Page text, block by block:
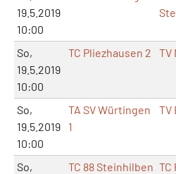
19.5.2019
10:00
So,
19.5.2019
10:00
TC Pliezhausen 2 TV
So,
19.5.2019
10:00
TA SV Würtingen
1
TV
So,
TC 88 Steinhilben TC